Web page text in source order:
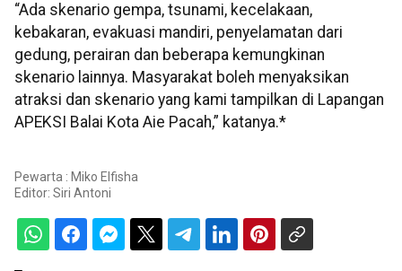
“Ada skenario gempa, tsunami, kecelakaan,
kebakaran, evakuasi mandiri, penyelamatan dari
gedung, perairan dan beberapa kemungkinan
skenario lainnya. Masyarakat boleh menyaksikan
atraksi dan skenario yang kami tampilkan di Lapangan
APEKSI Balai Kota Aie Pacah,” katanya.*
Pewarta : Miko Elfisha
Editor: Siri Antoni